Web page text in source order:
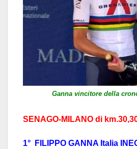
Ganna vincitore della
SENAGO-MILANO di
1° FILIPPO GANNA Italia